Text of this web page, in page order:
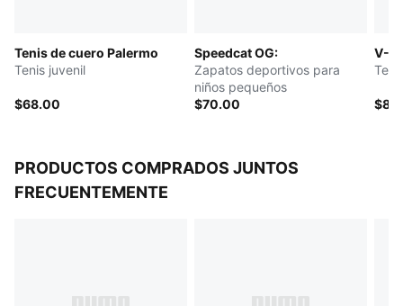
Tenis de cuero Palermo
Tenis juvenil
$68.00
Speedcat OG:
Zapatos deportivos para
niños pequeños
$70.00
V-
PRODUCTOS COMPRADOS JUNTOS
FRECUENTEMENTE